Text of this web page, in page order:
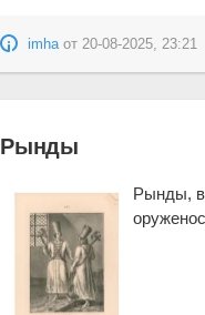
imha от 20-08-2025, 23:21
Рынды
Рынды, в